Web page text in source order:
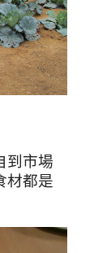
到市場
材都是